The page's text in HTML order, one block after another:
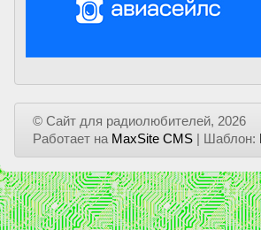
© Сайт для радиолюбителей, 2026
Работает на MaxSite CMS | Шаблон: